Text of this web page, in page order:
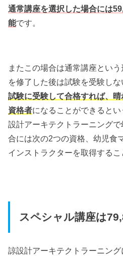
通常講座を選択した場合には
能です。
またこの場合は通常講座とい
を修了した後は試験を受験しな
試験に受験して合格すれば、
資格者になることができると
設計アーキテクトラーニング
合には次の2つの資格、幼児食
インストラクターを取得するこ
スペシャル講座は
諒設計アーキテクトラーニン